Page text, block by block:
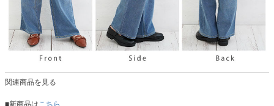
関連商品を見る
■新商品はこちら